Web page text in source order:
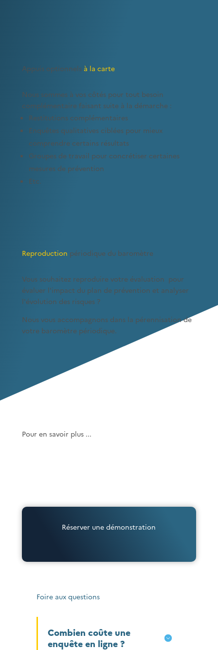
Appuis optionnels à la carte
Nous sommes à vos côtés pour tout besoin
complémentaire faisant suite à la démarche :
Restitutions complémentaires
Enquêtes qualitatives ciblées pour mieux
comprendre certains résultats
Groupes de travail pour concrétiser certaines
mesures de prévention
Etc.
Reproduction périodique du baromètre
Vous souhaitez reproduire votre évaluation pour
évaluer l'impact du plan de prévention et analyser
l'évolution des risques ?
Nous vous accompagnons dans la pérennisation de
votre baromètre périodique.
Pour en savoir plus ...
Réserver une démonstration
Foire aux questions
Combien coûte une
enquête en ligne ?